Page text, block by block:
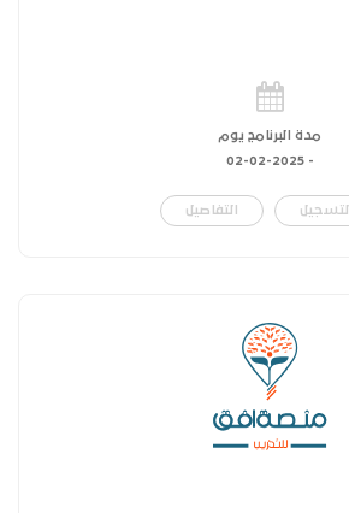
مدة البرنامج يوم
-
02-02-2025
التسجيل التفاصيل